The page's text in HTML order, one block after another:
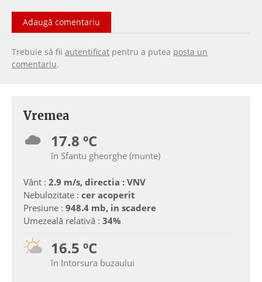
Adaugă comentariu
Trebuie să fii autentificat pentru a putea posta un
comentariu.
Vremea
17.8 ºC
în Sfantu gheorghe (munte)
Vânt : 2.9 m/s, directia : VNV
Nebulozitate : cer acoperit
Presiune : 948.4 mb, in scadere
Umezeală relativă : 34%
16.5 ºC
în Intorsura buzaului